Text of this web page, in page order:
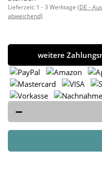
Lieferzeit: 1 - 3 Werktage (DE -
abweichend)
weitere